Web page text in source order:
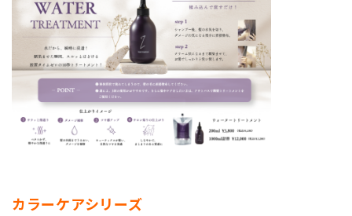
カラーケアシリーズ